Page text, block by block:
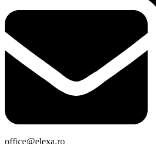
office@elexa.ro